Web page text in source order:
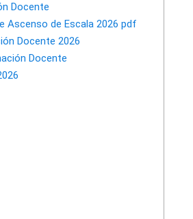
Docente
Ascenso de Escala 2026 pdf
Docente 2026
Docente